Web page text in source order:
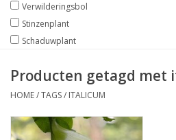
Sterke Bollen Dagen
Verwilderingsbol
Stinzenplant
Schaduwplant
Producten getagd met
HOME/TAGS/ ITALICUM